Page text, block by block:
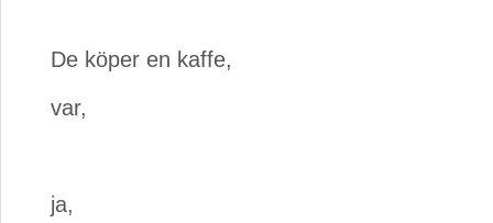
De köper en kaffe,
var,
ja,